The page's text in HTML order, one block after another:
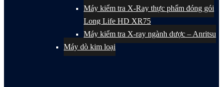
Máy kiểm tra X-Ray thực phẩm đóng gói
Long Life HD XR75
Máy kiểm tra X-ray ngành dược – Anritsu
Máy dò kim loại